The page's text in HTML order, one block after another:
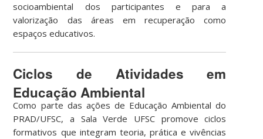
socioambiental dos participantes e para a
valorização das áreas em recuperação como
espaços educativos.
Ciclos de Atividades em
Educação Ambiental
Como parte das ações de Educação Ambiental do
PRAD/UFSC, a Sala Verde UFSC promove ciclos
formativos que integram teoria, prática e vivências